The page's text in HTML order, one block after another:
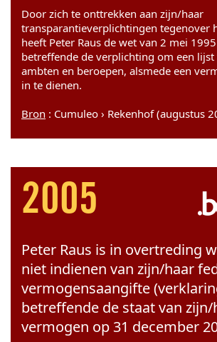
Door zich te onttrekken aan zijn/haar
transparantieverplichtingen tegenover
heeft Peter Raus de wet van 2 mei
betreffende de verplichting om een lijst
ambten en beroepen, alsmede een
in te dienen.
Bron : Cumuleo › Rekenhof (augustus
2005
Peter Raus is in overtreding
niet indienen van zijn/haar
vermogensaangifte
betreffende de staat van zijn/
vermogen op 31 december